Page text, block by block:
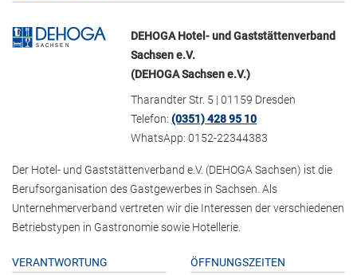
DEHOGA Hotel- und Gaststättenverband
Sachsen e.V.
(DEHOGA Sachsen e.V.)
Tharandter Str. 5 | 01159 Dresden
Telefon:(0351) 428 95 10
WhatsApp: 0152-22344383
Der Hotel- und Gaststättenverband e.V. (DEHOGA Sachsen) ist die
Berufsorganisation des Gastgewerbes in Sachsen. Als
Unternehmerverband vertreten wir die Interessen der verschiedenen
Betriebstypen in Gastronomie sowie Hotellerie.
VERANTWORTUNG ÖFFNUNGSZEITEN